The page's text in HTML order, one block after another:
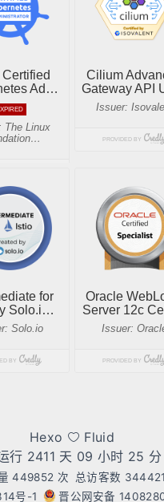
Hexo
Fluid
行 2411 天 09 小时 25
449852 次 总访客数 344421
号-1
晋公网安备